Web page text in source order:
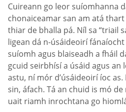
Cuireann go leor suíomhanna
chonaiceamar san am atá
thiar de bhalla pá. Níl sa “triail
ligean dá n-úsáideoirí
suíomh agus blaiseadh a fháil
gcuid seirbhísí a úsáid agus an
astu, ní mór d’úsáideoirí íoc
sin, áfach. Tá an chuid is mó
uait riamh inrochtana go